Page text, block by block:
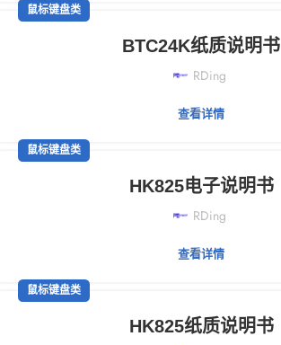
鼠标键盘类
BTC24K纸质说明书
RDing
查看详情
鼠标键盘类
HK825电子说明书
RDing
查看详情
鼠标键盘类
HK825纸质说明书